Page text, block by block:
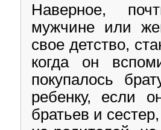
Наверное,
мужчине или
свое детство,
когда он
покупалось
ребенку, если
братьев и